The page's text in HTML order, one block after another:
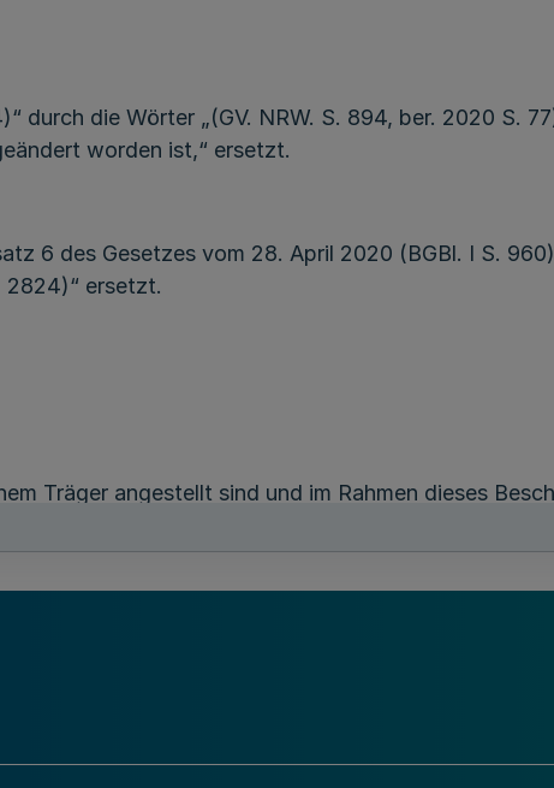
durch die Wörter „(GV. NRW. S. 894, ber. 2020 S.
worden ist,“ ersetzt.
6 des Gesetzes vom 28. April 2020 (BGBl. I S.
2824)“ ersetzt.
Träger angestellt sind und im Rahmen dieses
auf Fach- bzw. Ergänzungskraftstunden
und im Rahmen dieses